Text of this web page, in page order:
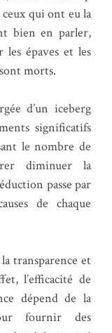
ceux qui ont eu la
bien en parler,
épaves et les
morts.
d’un iceberg
significatifs
le nombre de
diminuer la
passe par
de chaque
transparence et
l’efficacité de
dépend de la
fournir des